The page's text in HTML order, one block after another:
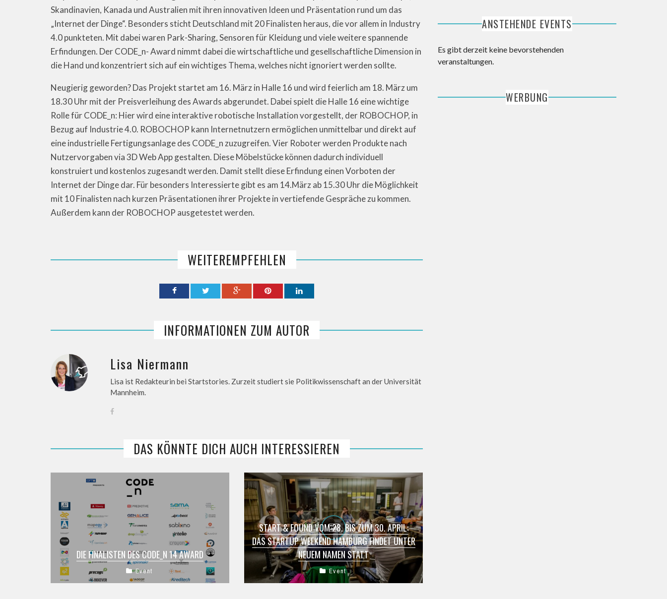
Skandinavien, Kanada und Australien mit ihren innovativen Ideen und Präsentation rund um das
„Internet der Dinge“. Besonders sticht Deutschland mit 20 Finalisten heraus, die vor allem in Industry
4.0 punkteten. Mit dabei waren Park-Sharing, Sensoren für Kleidung und viele weitere spannende
Erfindungen. Der CODE_n- Award nimmt dabei die wirtschaftliche und gesellschaftliche Dimension in
die Hand und konzentriert sich auf ein wichtiges Thema, welches nicht ignoriert werden sollte.
Neugierig geworden? Das Projekt startet am 16. März in Halle 16 und wird feierlich am 18. März um
18.30 Uhr mit der Preisverleihung des Awards abgerundet. Dabei spielt die Halle 16 eine wichtige
Rolle für CODE_n: Hier wird eine interaktive robotische Installation vorgestellt, der ROBOCHOP, in
Bezug auf Industrie 4.0. ROBOCHOP kann Internetnutzern ermöglichen unmittelbar und direkt auf
eine industrielle Fertigungsanlage des CODE_n zuzugreifen. Vier Roboter werden Produkte nach
Nutzervorgaben via 3D Web App gestalten. Diese Möbelstücke können dadurch individuell
konstruiert und kostenlos zugesandt werden. Damit stellt diese Erfindung einen Vorboten der
Internet der Dinge dar. Für besonders Interessierte gibt es am 14.März ab 15.30 Uhr die Möglichkeit
mit 10 Finalisten nach kurzen Präsentationen ihrer Projekte in vertiefende Gespräche zu kommen.
Außerdem kann der ROBOCHOP ausgetestet werden.
WEITEREMPFEHLEN
INFORMATIONEN ZUM AUTOR
Lisa Niermann
Lisa ist Redakteurin bei Startstories. Zurzeit studiert sie Politikwissenschaft an der Universität
Mannheim.
DAS KÖNNTE DICH AUCH INTERESSIEREN
DIE FINALISTEN DES CODE_N 14 AWARD
CODE_n vergibt 2014 zum dritten Mal den
CODE_n Award auf der CeBIT, diesmal unter
Event
START & FOUND VOM 28. BIS ZUM 30. APRIL:
DAS STARTUP WEEKEND HAMBURG FINDET UNTER
NEUEM NAMEN STATT
Startup Weekends gibt es mittlerweile überall
auf der Welt. Hier geht es darum, im Team
Event
ANSTEHENDE EVENTS
Es gibt derzeit keine bevorstehenden
veranstaltungen.
WERBUNG